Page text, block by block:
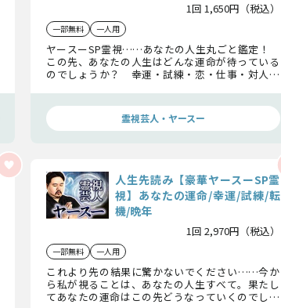
1回 1,650円（税込）
一部無料 一人用
ヤースーSP霊視……あなたの人生丸ごと鑑定！
この先、あなたの人生はどんな運命が待っている
のでしょうか？ 幸運・試練・恋・仕事・対人・
方は迷わずお進みください。
霊視芸人・ヤースー
人生先読み【豪華ヤースーSP霊
視】あなたの運命/幸運/試練/転
機/晩年
1回 2,970円（税込）
一部無料 一人用
これより先の結果に驚かないでください……今か
ら私が視ることは、あなたの人生すべて。果たし
てあなたの運命はこの先どうなっていくのでしょ